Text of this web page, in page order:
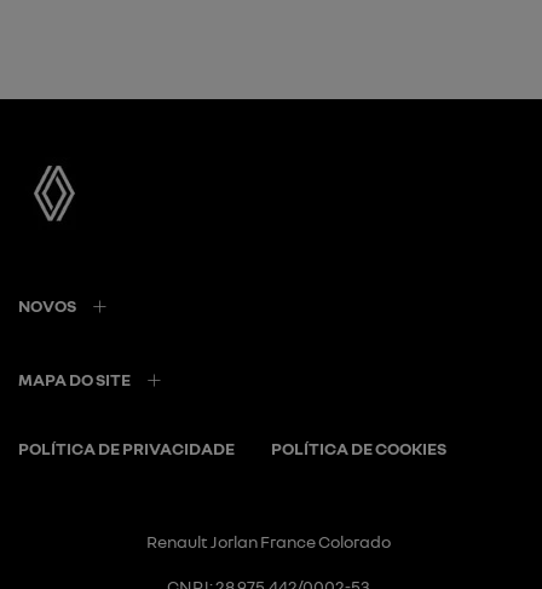
NOVOS
MAPA DO SITE
POLÍTICA DE PRIVACIDADE POLÍTICA DE COOKIES
Renault Jorlan France Colorado